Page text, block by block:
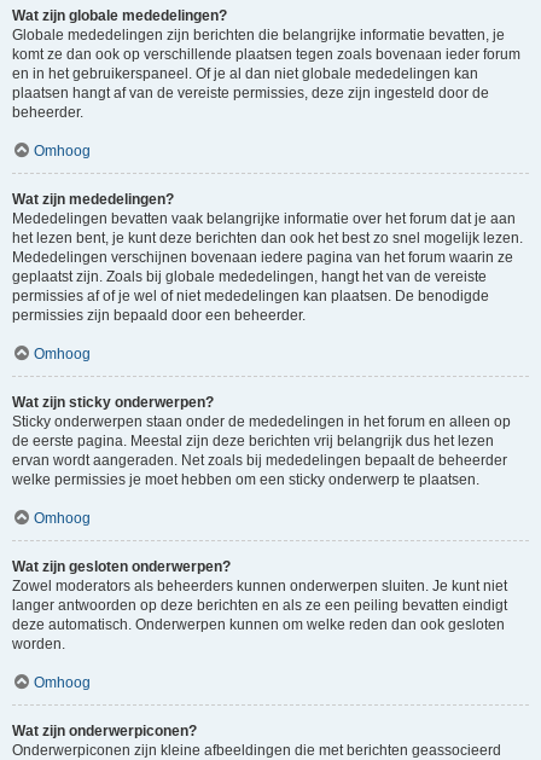
Wat zijn globale mededelingen?
Globale mededelingen zijn berichten die belangrijke informatie bevatten, je
komt ze dan ook op verschillende plaatsen tegen zoals bovenaan ieder forum
en in het gebruikerspaneel. Of je al dan niet globale mededelingen kan
plaatsen hangt af van de vereiste permissies, deze zijn ingesteld door de
beheerder.
Omhoog
Wat zijn mededelingen?
Mededelingen bevatten vaak belangrijke informatie over het forum dat je aan
het lezen bent, je kunt deze berichten dan ook het best zo snel mogelijk lezen.
Mededelingen verschijnen bovenaan iedere pagina van het forum waarin ze
geplaatst zijn. Zoals bij globale mededelingen, hangt het van de vereiste
permissies af of je wel of niet mededelingen kan plaatsen. De benodigde
permissies zijn bepaald door een beheerder.
Omhoog
Wat zijn sticky onderwerpen?
Sticky onderwerpen staan onder de mededelingen in het forum en alleen op
de eerste pagina. Meestal zijn deze berichten vrij belangrijk dus het lezen
ervan wordt aangeraden. Net zoals bij mededelingen bepaalt de beheerder
welke permissies je moet hebben om een sticky onderwerp te plaatsen.
Omhoog
Wat zijn gesloten onderwerpen?
Zowel moderators als beheerders kunnen onderwerpen sluiten. Je kunt niet
langer antwoorden op deze berichten en als ze een peiling bevatten eindigt
deze automatisch. Onderwerpen kunnen om welke reden dan ook gesloten
worden.
Omhoog
Wat zijn onderwerpiconen?
Onderwerpiconen zijn kleine afbeeldingen die met berichten geassocieerd